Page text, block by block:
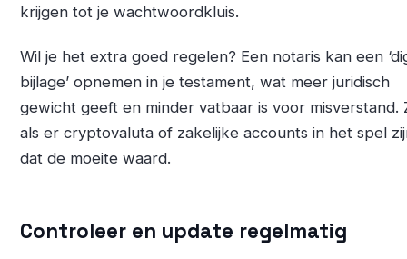
krijgen tot je wachtwoordkluis.
Wil je het extra goed regelen? Een notaris kan een
bijlage’ opnemen in je testament, wat meer juridisch
gewicht geeft en minder vatbaar is voor misverstand.
als er cryptovaluta of zakelijke accounts in het spel
dat de moeite waard.
Controleer en update regelmatig